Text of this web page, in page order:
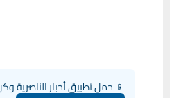
📱 حمل تطبيق أخبار الناصرية